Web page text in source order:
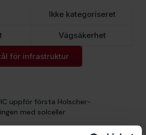
Ikke kategoriseret
Vägsäkerhet
för infrastruktur
uppför första Holscher-
med solceller